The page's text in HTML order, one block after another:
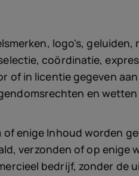
logo's, geluiden,
coördinatie,
of in licentie gegeven
en
enige Inhoud worden
verzonden of op enige
bedrijf, zonder de